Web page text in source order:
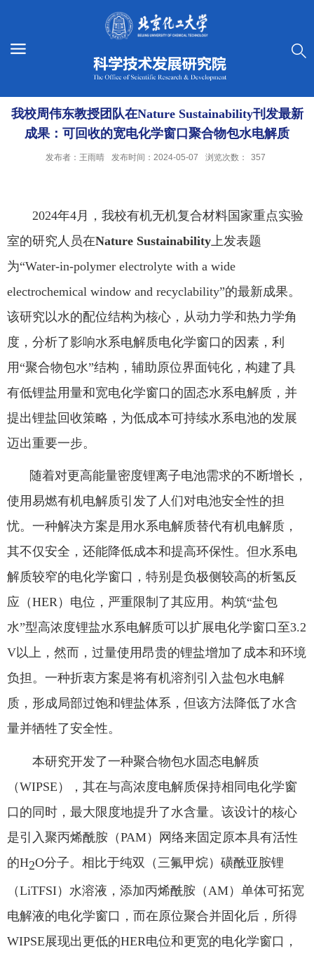
我校周伟东教授团队在Nature Sustainability刊发最新
成果：可回收的宽电化学窗口聚合物包水电解质
发布者：王雨晴 发布时间：2024-05-07 浏览次数： 357
2024年4 月，我校有机无机复合材料国家重点实验
室的研究人员在Nature Sustainability 上发表题
为“Water-in-polymer electrolyte with a wide
electrochemical window and recyclability”的最新成果。
该研究以水的配位结构为核心，从动力学和热力学角
度，分析了影响水系电解质电化学窗口的因素，利
用“聚合物包水”结构，辅助原位界面钝化，构建了具
有低锂盐用量和宽电化学窗口的固态水系电解质，并
提出锂盐回收策略，为低成本可持续水系电池的发展
迈出重要一步。
随着对更高能量密度锂离子电池需求的不断增长，
使用易燃有机电解质引发了人们对电池安全性的担
忧。一种解决方案是用水系电解质替代有机电解质，
其不仅安全，还能降低成本和提高环保性。但水系电
解质较窄的电化学窗口，特别是负极侧较高的析氢反
应（HER）电位，严重限制了其应用。构筑“盐包
水”型高浓度锂盐水系电解质可以扩展电化学窗口至3.2
V以上，然而，过量使用昂贵的锂盐增加了成本和环境
负担。一种折衷方案是将有机溶剂引入盐包水电解
质，形成局部过饱和锂盐体系，但该方法降低了水含
量并牺牲了安全性。
本研究开发了一种聚合物包水固态电解质
（WIPSE ），其在与高浓度电解质保持相同电化学窗
口的同时，最大限度地提升了水含量。该设计的核心
是引入聚丙烯酰胺（PAM）网络来固定原本具有活性
的H2O分子。相比于纯双（三氟甲烷）磺酰亚胺锂
（LiTFSI）水溶液，添加丙烯酰胺（ AM）单体可拓宽
电解液的电化学窗口，而在原位聚合并固化后，所得
WIPSE展现出更低的HER电位和更宽的电化学窗口，